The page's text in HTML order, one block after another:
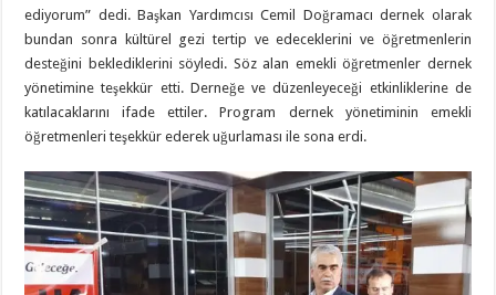
ediyorum” dedi. Başkan Yardımcısı Cemil Doğramacı dernek olarak
bundan sonra kültürel gezi tertip ve edeceklerini ve öğretmenlerin
desteğini beklediklerini söyledi. Söz alan emekli öğretmenler dernek
yönetimine teşekkür etti. Derneğe ve düzenleyeceği etkinliklerine de
katılacaklarını ifade ettiler. Program dernek yönetiminin emekli
öğretmenleri teşekkür ederek uğurlaması ile sona erdi.